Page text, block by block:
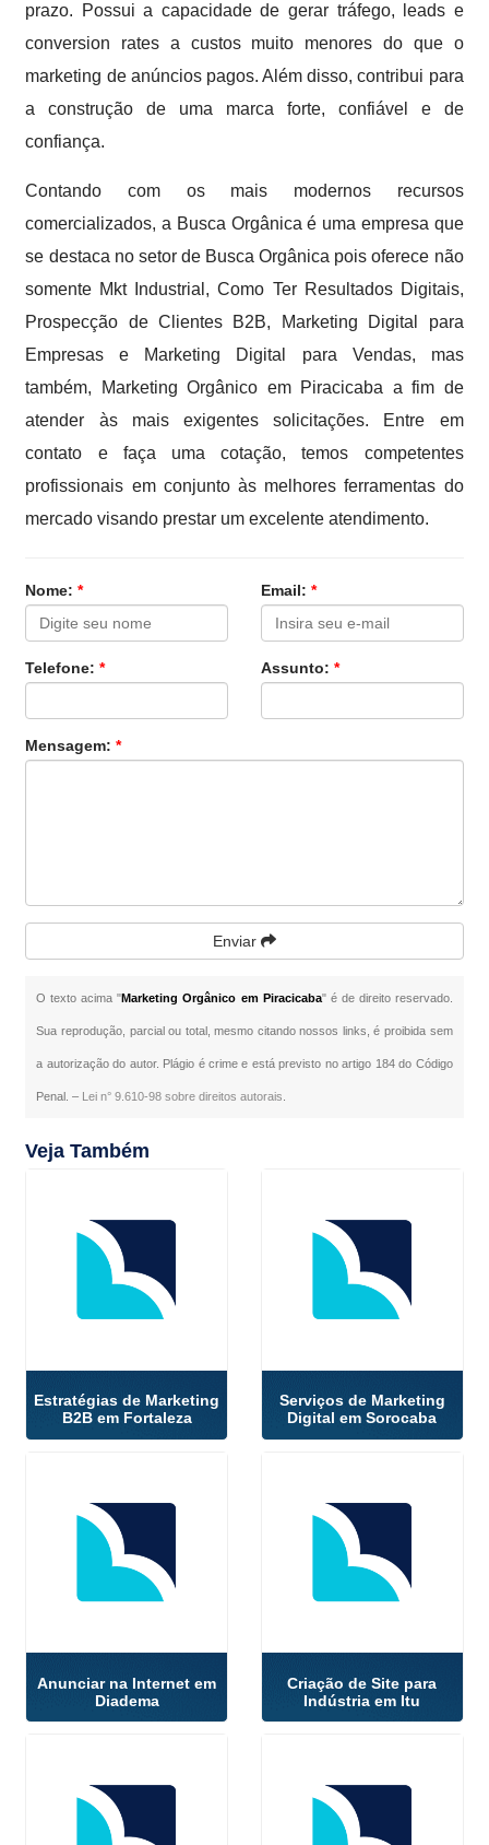
prazo. Possui a capacidade de gerar tráfego, leads e
conversion rates a custos muito menores do que o
marketing de anúncios pagos. Além disso, contribui para
a construção de uma marca forte, confiável e de
confiança.
Contando com os mais modernos recursos
comercializados, a Busca Orgânica é uma empresa que
se destaca no setor de Busca Orgânica pois oferece não
somente Mkt Industrial, Como Ter Resultados Digitais,
Prospecção de Clientes B2B, Marketing Digital para
Empresas e Marketing Digital para Vendas, mas
também, Marketing Orgânico em Piracicaba a fim de
atender às mais exigentes solicitações. Entre em
contato e faça uma cotação, temos competentes
profissionais em conjunto às melhores ferramentas do
mercado visando prestar um excelente atendimento.
Nome:* Email: *
Telefone:* Assunto: *
Mensagem:*
Enviar
O texto acima "Marketing Orgânico em Piracicaba" é de direito reservado.
Sua reprodução, parcial ou total, mesmo citando nossos links, é proibida sem
a autorização do autor. Plágio é crime e está previsto no artigo 184 do Código
Penal. – Lei n° 9.610-98 sobre direitos autorais
Veja Também
Estratégias de Marketing
B2B em Fortaleza
Serviços de Marketing
Digital em Sorocaba
Anunciar na Internet em
Diadema
Criação de Site para
Indústria em Itu